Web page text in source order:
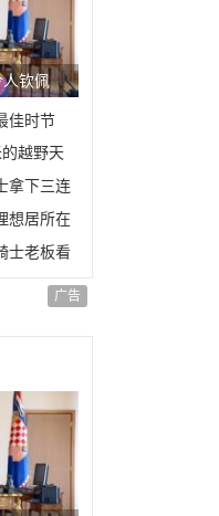
钦佩
佳时节
越野天
拿下三连
想居所在
士老板看
广告